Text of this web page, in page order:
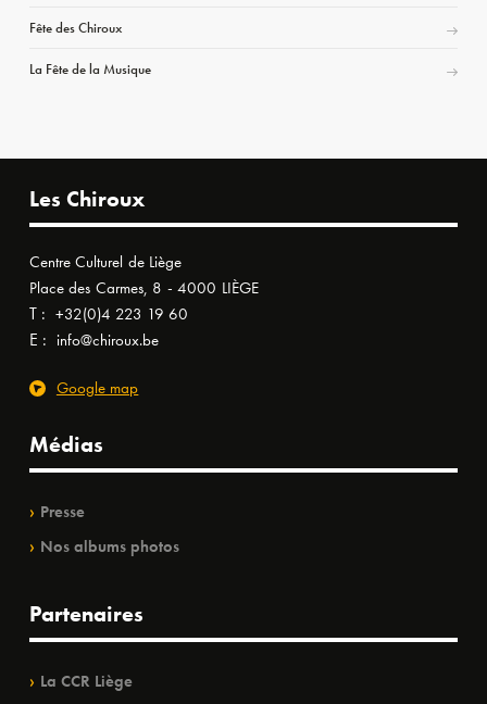
Fête des Chiroux
La Fête de la Musique
Les Chiroux
Centre Culturel de Liège
Place des Carmes, 8 - 4000 LIÈGE
T : +32(0)4 223 19 60
E : info@chiroux.be
Google map
Médias
Presse
Nos albums photos
Partenaires
La CCR Liège